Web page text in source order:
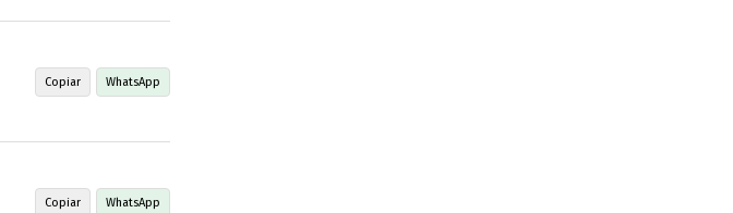
Copiar WhatsApp
Copiar WhatsApp